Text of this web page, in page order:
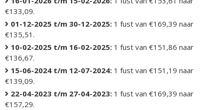
€133,09.
01-12-2025 t/m 30-12-2025: 1 fust van €169,39 naar
€135,51.
10-02-2025 t/m 16-02-2025: 1 fust van €151,86 naar
€136,67.
15-06-2024 t/m 12-07-2024: 1 fust van €151,19 naar
€139,09.
22-04-2023 t/m 27-04-2023: 1 fust van €169,39 naar
€157,29.